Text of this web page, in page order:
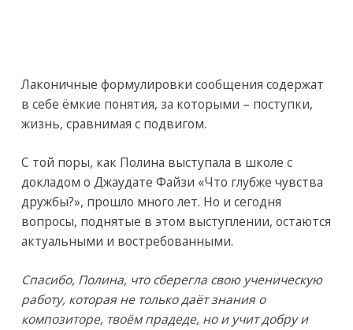
Лаконичные формулировки сообщения содержат
в себе ёмкие понятия, за которыми – поступки,
жизнь, сравнимая с подвигом.
С той поры, как Полина выступала в школе с
докладом о Джаудате Файзи «Что глубже чувства
дружбы?», прошло много лет. Но и сегодня
вопросы, поднятые в этом выступлении, остаются
актуальными и востребованными.
Спасибо, Полина, что сберегла свою ученическую
работу, которая не только даёт знания о
композиторе, твоём прадеде, но и учит добру и